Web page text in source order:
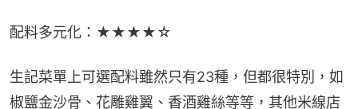
配料多元化：★★★★☆
生記菜單上可選配料雖然只有23種，但都很特別，如
椒鹽金沙骨、花雕雞翼、香酒雞絲等等，其他米線店